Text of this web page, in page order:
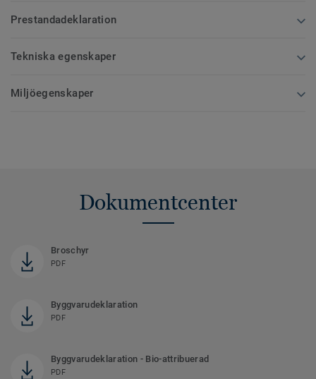
Prestandadeklaration
Tekniska egenskaper
Miljöegenskaper
Dokumentcenter
Broschyr
PDF
Byggvarudeklaration
PDF
Byggvarudeklaration - Bio-attribuerad
PDF